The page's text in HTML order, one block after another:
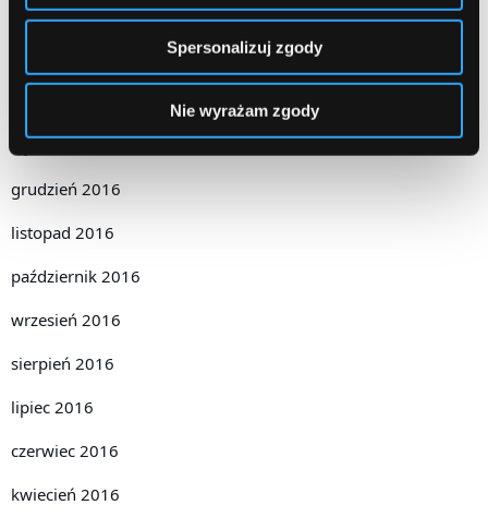
Spersonalizuj zgody
Nie wyrażam zgody
kwiecień 2017
styczeń 2017
grudzień 2016
listopad 2016
październik 2016
wrzesień 2016
sierpień 2016
lipiec 2016
czerwiec 2016
kwiecień 2016